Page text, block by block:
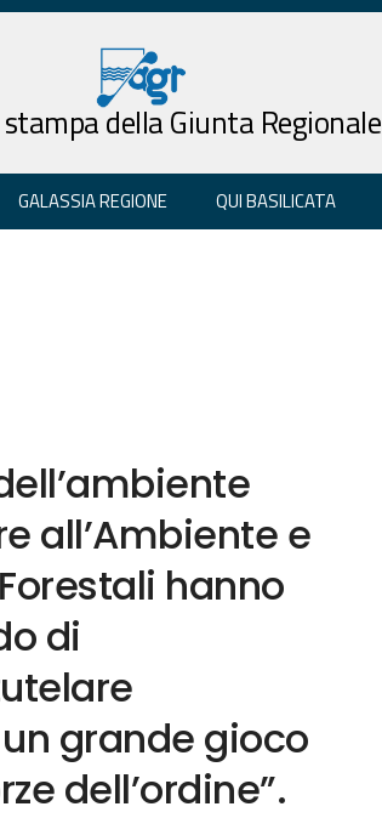
della Giunta Regionale
GALASSIA REGIONE QUI BASILICATA
all’Ambiente e
hanno
di
grande gioco
dell’ordine”.